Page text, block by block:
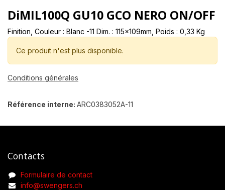
DiMIL100Q GU10 GCO NERO ON/OFF
Finition, Couleur : Blanc -11 Dim. : 115x109mm, Poids : 0,33 Kg
Ce produit n'est plus disponible.
Conditions générales
Référence interne: ARC0383052A-11
Contacts
Formulaire de contact
info@swengers.ch